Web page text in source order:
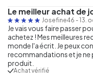
Le meilleur achat de
Josefine46 - 13.
Je vais vous faire passer
achetez ! Mes meilleures
monde l'a écrit. Je peux
recommandations et je ne
produit.
Achat vérifié